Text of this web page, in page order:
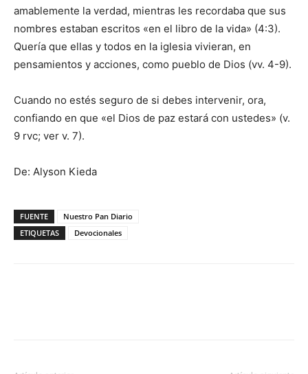
amablemente la verdad, mientras les recordaba que sus
nombres estaban escritos «en el libro de la vida» (4:3).
Quería que ellas y todos en la iglesia vivieran, en
pensamientos y acciones, como pueblo de Dios (vv. 4-9).
Cuando no estés seguro de si debes intervenir, ora,
confiando en que «el Dios de paz estará con ustedes» (v.
9 rvc; ver v. 7).
De: Alyson Kieda
FUENTE
Nuestro Pan Diario
ETIQUETAS
Devocionales